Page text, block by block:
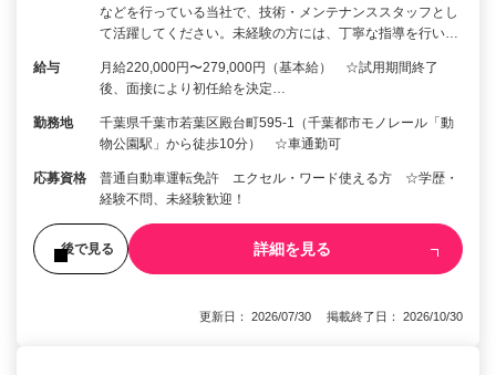
などを行っている当社で、技術・メンテナンススタッフとし
て活躍してください。未経験の方には、丁寧な指導を行い…
給与
月給220,000円〜279,000円（基本給） ☆試用期間終了
後、面接により初任給を決定…
勤務地
千葉県千葉市若葉区殿台町595-1（千葉都市モノレール「動
物公園駅」から徒歩10分） ☆車通勤可
応募資格
普通自動車運転免許 エクセル・ワード使える方 ☆学歴・
経験不問、未経験歓迎！
後で見る 詳細を見る
更新日： 2026/07/30 掲載終了日： 2026/10/30